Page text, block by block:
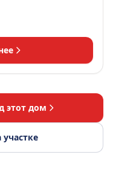
этот дом